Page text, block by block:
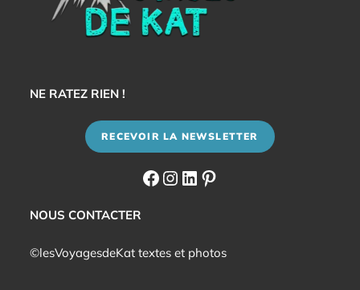
NE RATEZ RIEN !
RECEVOIR LA NEWSLETTER
Facebook
Instagram
LinkedInPinterest
NOUS CONTACTER
©lesVoyagesdeKat textes et photos